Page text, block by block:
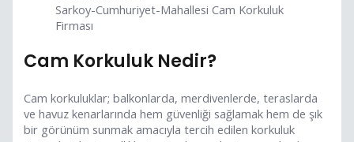
Sarkoy-Cumhuriyet-Mahallesi Cam Korkuluk
Firması
Cam Korkuluk Nedir?
Cam korkuluklar; balkonlarda, merdivenlerde, teraslarda
ve havuz kenarlarında hem güvenliği sağlamak hem de şık
bir görünüm sunmak amacıyla tercih edilen korkuluk